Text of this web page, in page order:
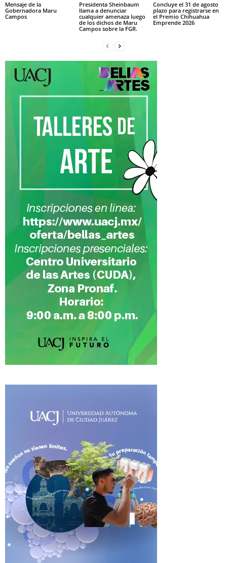
Mensaje de la
Gobernadora Maru
Campos
Presidenta Sheinbaum
llama a denunciar
cualquier amenaza luego
de los dichos de Maru
Campos sobre la FGR.
Concluye el 31 de agosto
plazo para registrarse en
el Premio Chihuahua
Emprende 2026